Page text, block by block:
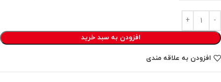
افزودن به سبد خرید
افزودن به علاقه مندی